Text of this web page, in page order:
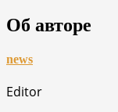
Об авторе
news
Editor